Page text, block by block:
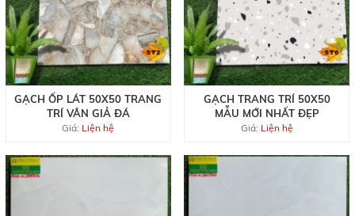
GẠCH ỐP LÁT 50X50 TRANG
TRÍ VÂN GIẢ ĐÁ
Giá: Liện hệ
GẠCH TRANG TRÍ 50X50
MẪU MỚI NHẤT ĐẸP
Giá: Liện hệ